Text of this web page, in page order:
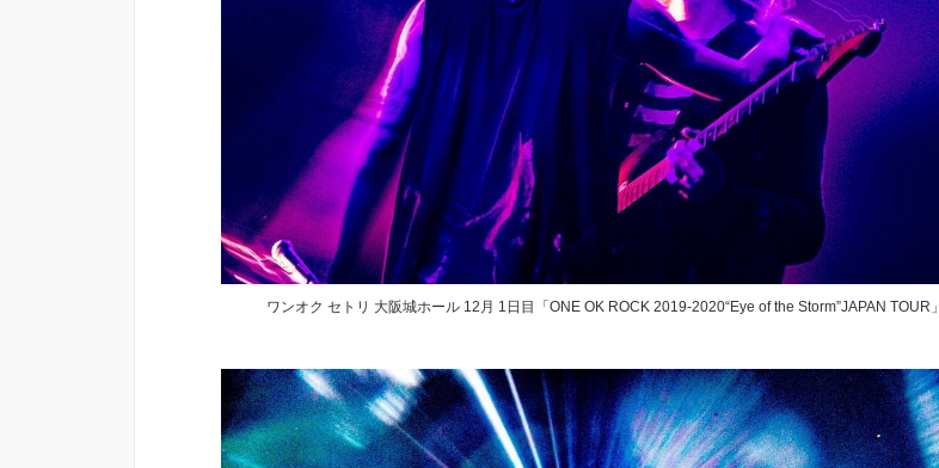
ワンオク セトリ 大阪城ホール 12月 1日目「ONE OK ROCK 2019-2020“Eye of the Storm”JAPAN TOUR」